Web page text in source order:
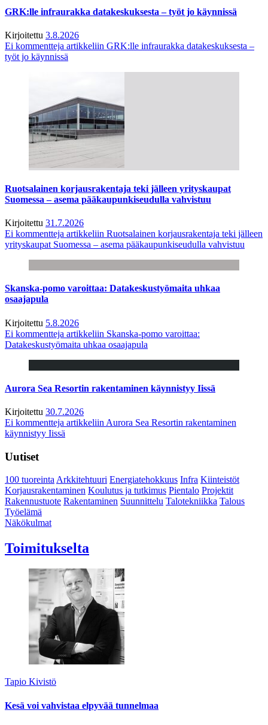
GRK:lle infraurakka datakeskuksesta – työt jo käynnissä
Kirjoitettu 3.8.2026
Ei kommentteja artikkeliin GRK:lle infraurakka datakeskuksesta –
työt jo käynnissä
Ruotsalainen korjausrakentaja teki jälleen yrityskaupat
Suomessa – asema pääkaupunkiseudulla vahvistuu
Kirjoitettu 31.7.2026
Ei kommentteja artikkeliin Ruotsalainen korjausrakentaja teki jälleen
yrityskaupat Suomessa – asema pääkaupunkiseudulla vahvistuu
Skanska-pomo varoittaa: Datakeskustyömaita uhkaa
osaajapula
Kirjoitettu 5.8.2026
Ei kommentteja artikkeliin Skanska-pomo varoittaa:
Datakeskustyömaita uhkaa osaajapula
Aurora Sea Resortin rakentaminen käynnistyy Iissä
Kirjoitettu 30.7.2026
Ei kommentteja artikkeliin Aurora Sea Resortin rakentaminen
käynnistyy Iissä
Uutiset
100 tuoreintaArkkitehtuuri Energiatehokkuus Infra Kiinteistöt
Korjausrakentaminen Koulutus ja tutkimus Pientalo Projektit
Rakennustuote Rakentaminen Suunnittelu Talotekniikka Talous
Työelämä
Näkökulmat
Toimitukselta
Tapio Kivistö
Kesä voi vahvistaa elpyvää tunnelmaa